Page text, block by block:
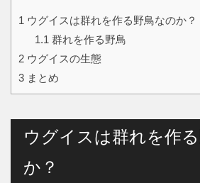
1 ウグイスは群れを作る野鳥なのか？
1.1 群れを作る野鳥
2 ウグイスの生態
3 まとめ
ウグイスは群れを作
か？